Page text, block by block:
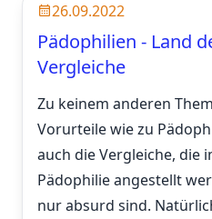
26.09.2022
Pädophilien - Land
Vergleiche
Zu keinem anderen
Vorurteile wie zu
auch die Vergleiche, die
Pädophilie angestellt
nur absurd sind.